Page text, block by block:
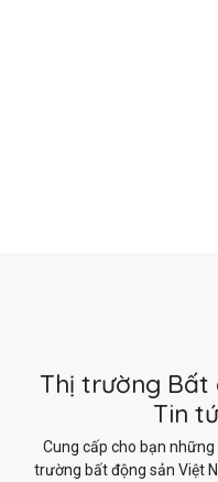
Thị trường Bất
Tin
Cung cấp cho bạn
trường bất động sản Việt